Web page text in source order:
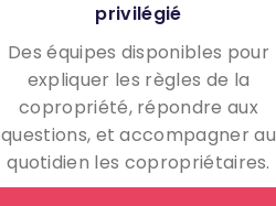
privilégié
Des équipes disponibles pour
expliquer les règles de la
copropriété, répondre aux
questions, et accompagner au
quotidien les copropriétaires.